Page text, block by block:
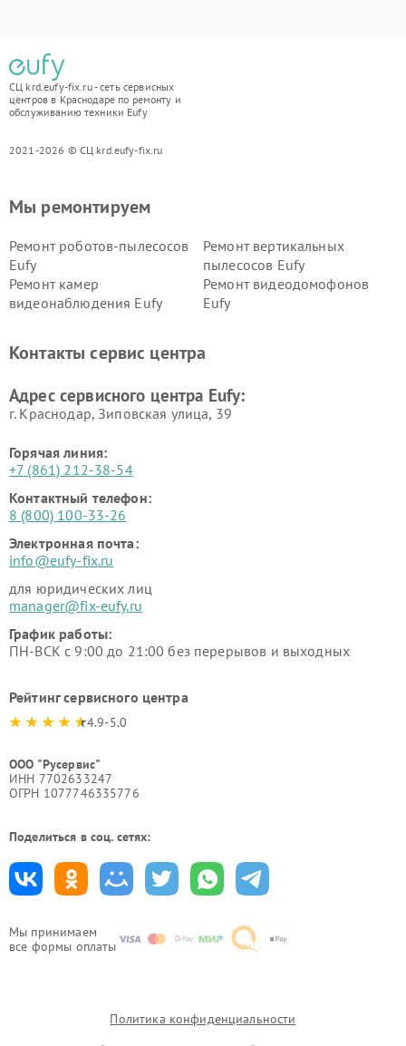
СЦ krd.eufy-fix.ru - сеть сервисных
центров в Краснодаре по ремонту и
обслуживанию техники Eufy
2021-2026 © СЦ krd.eufy-fix.ru
Мы принимаем
все формы оплаты
Мы ремонтируем
Ремонт роботов-пылесосов
Eufy
Ремонт вертикальных
пылесосов Eufy
Ремонт камер
видеонаблюдения Eufy
Ремонт видеодомофонов
Eufy
Контакты сервис центра
Адрес сервисного центра Eufy:
г. Краснодар, Зиповская улица, 39
Горячая линия:
+7 (861) 212-38-54
Контактный телефон:
8 (800) 100-33-26
Электронная почта:
info@eufy-fix.ru
для юридических лиц
manager@fix-eufy.ru
График работы:
ПН-ВСК с 9:00 до 21:00 без перерывов и выходных
Рейтинг сервисного центра
4.9-5.0
ООО "Русервис"
ИНН 7702633247
ОГРН 1077746335776
Поделиться в соц. сетях:
Политика конфиденциальности